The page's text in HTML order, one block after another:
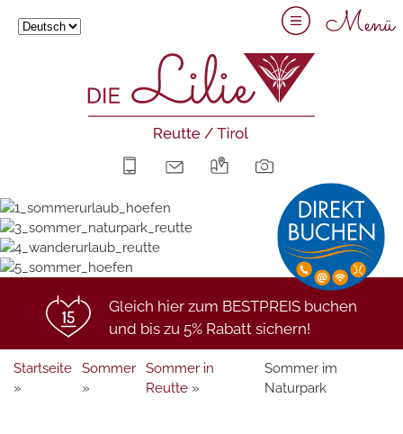
Menü
+43 5672 63211info@hotel-lilie.at
Anreise
Gleich hier zum BESTPREIS buchen
und bis zu 5% Rabatt sichern!
Startseite
»
Sommer
»
Sommer in
Reutte »
Sommer im
Naturpark